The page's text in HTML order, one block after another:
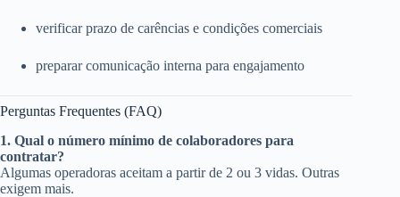
verificar prazo de carências e condições comerciais
preparar comunicação interna para engajamento
Perguntas Frequentes (FAQ)
1. Qual o número mínimo de colaboradores para
contratar?
Algumas operadoras aceitam a partir de 2 ou 3 vidas. Outras
exigem mais.